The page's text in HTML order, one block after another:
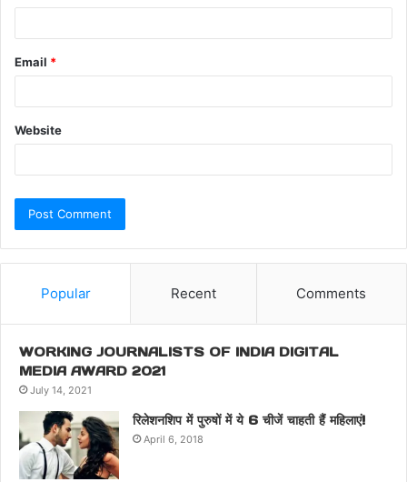
Email *
Website
Popular Recent Comments
WORKING JOURNALISTS OF INDIA DIGITAL
MEDIA AWARD 2021
July 14, 2021
रिलेशनशिप में पुरुषों में ये 6 चीजें चाहती हैं महिलाएं!
April 6, 2018